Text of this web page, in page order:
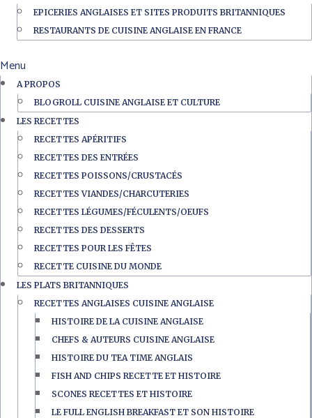
EPICERIES ANGLAISES ET SITES PRODUITS BRITANNIQUES
RESTAURANTS DE CUISINE ANGLAISE EN FRANCE
Menu
A PROPOS
BLOGROLL CUISINE ANGLAISE ET CULTURE
LES RECETTES
RECETTES APÉRITIFS
RECETTES DES ENTRÉES
RECETTES POISSONS/CRUSTACÉS
RECETTES VIANDES/CHARCUTERIES
RECETTES LÉGUMES/FÉCULENTS/OEUFS
RECETTES DES DESSERTS
RECETTES POUR LES FÊTES
RECETTE CUISINE DU MONDE
LES PLATS BRITANNIQUES
RECETTES ANGLAISES CUISINE ANGLAISE
HISTOIRE DE LA CUISINE ANGLAISE
CHEFS & AUTEURS CUISINE ANGLAISE
HISTOIRE DU TEA TIME ANGLAIS
FISH AND CHIPS RECETTE ET HISTOIRE
SCONES RECETTES ET HISTOIRE
LE FULL ENGLISH BREAKFAST ET SON HISTOIRE